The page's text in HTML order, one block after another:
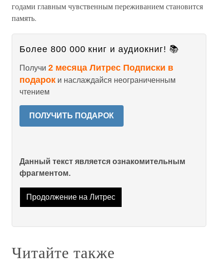
годами главным чувственным переживанием становится
память.
Более 800 000 книг и аудиокниг! 📚
Получи 2 месяца Литрес Подписки в
подарок и наслаждайся неограниченным
чтением
ПОЛУЧИТЬ ПОДАРОК
Данный текст является ознакомительным
фрагментом.
Продолжение на Литрес
Читайте также